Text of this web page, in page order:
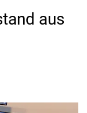
aus